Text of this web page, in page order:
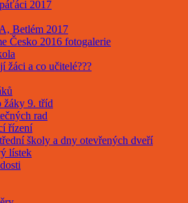
2017
Betlém 2017
Česko 2016 fotogalerie
žáci a co učitelé???
žáky 9. tříd
rad
řízení
školy a dny otevřených dveří
lístek